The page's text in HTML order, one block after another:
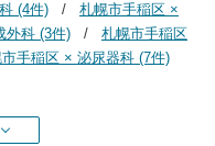
(4件)
札幌市手稲区 ×
外科 (3件)
札幌市手稲区
手稲区 × 泌尿器科 (7件)